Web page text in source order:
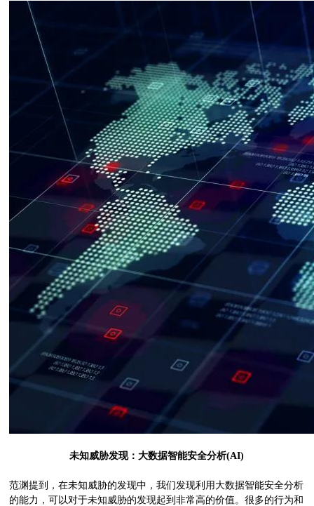
未知威胁发现：大数据智能安全分析(AI)
范渊提到，在未知威胁的发现中，我们发现利用大数据智能安全分析
的能力，可以对于未知威胁的发现起到非常高的价值。很多的行为和